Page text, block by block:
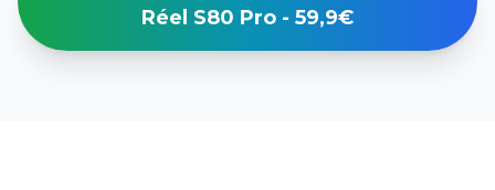
Réel S80 Pro - 59,9€